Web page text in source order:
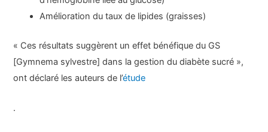
Amélioration du taux de lipides (graisses)
« Ces résultats suggèrent un effet bénéfique du GS
[Gymnema sylvestre] dans la gestion du diabète sucré »,
ont déclaré les auteurs de l’étude
.